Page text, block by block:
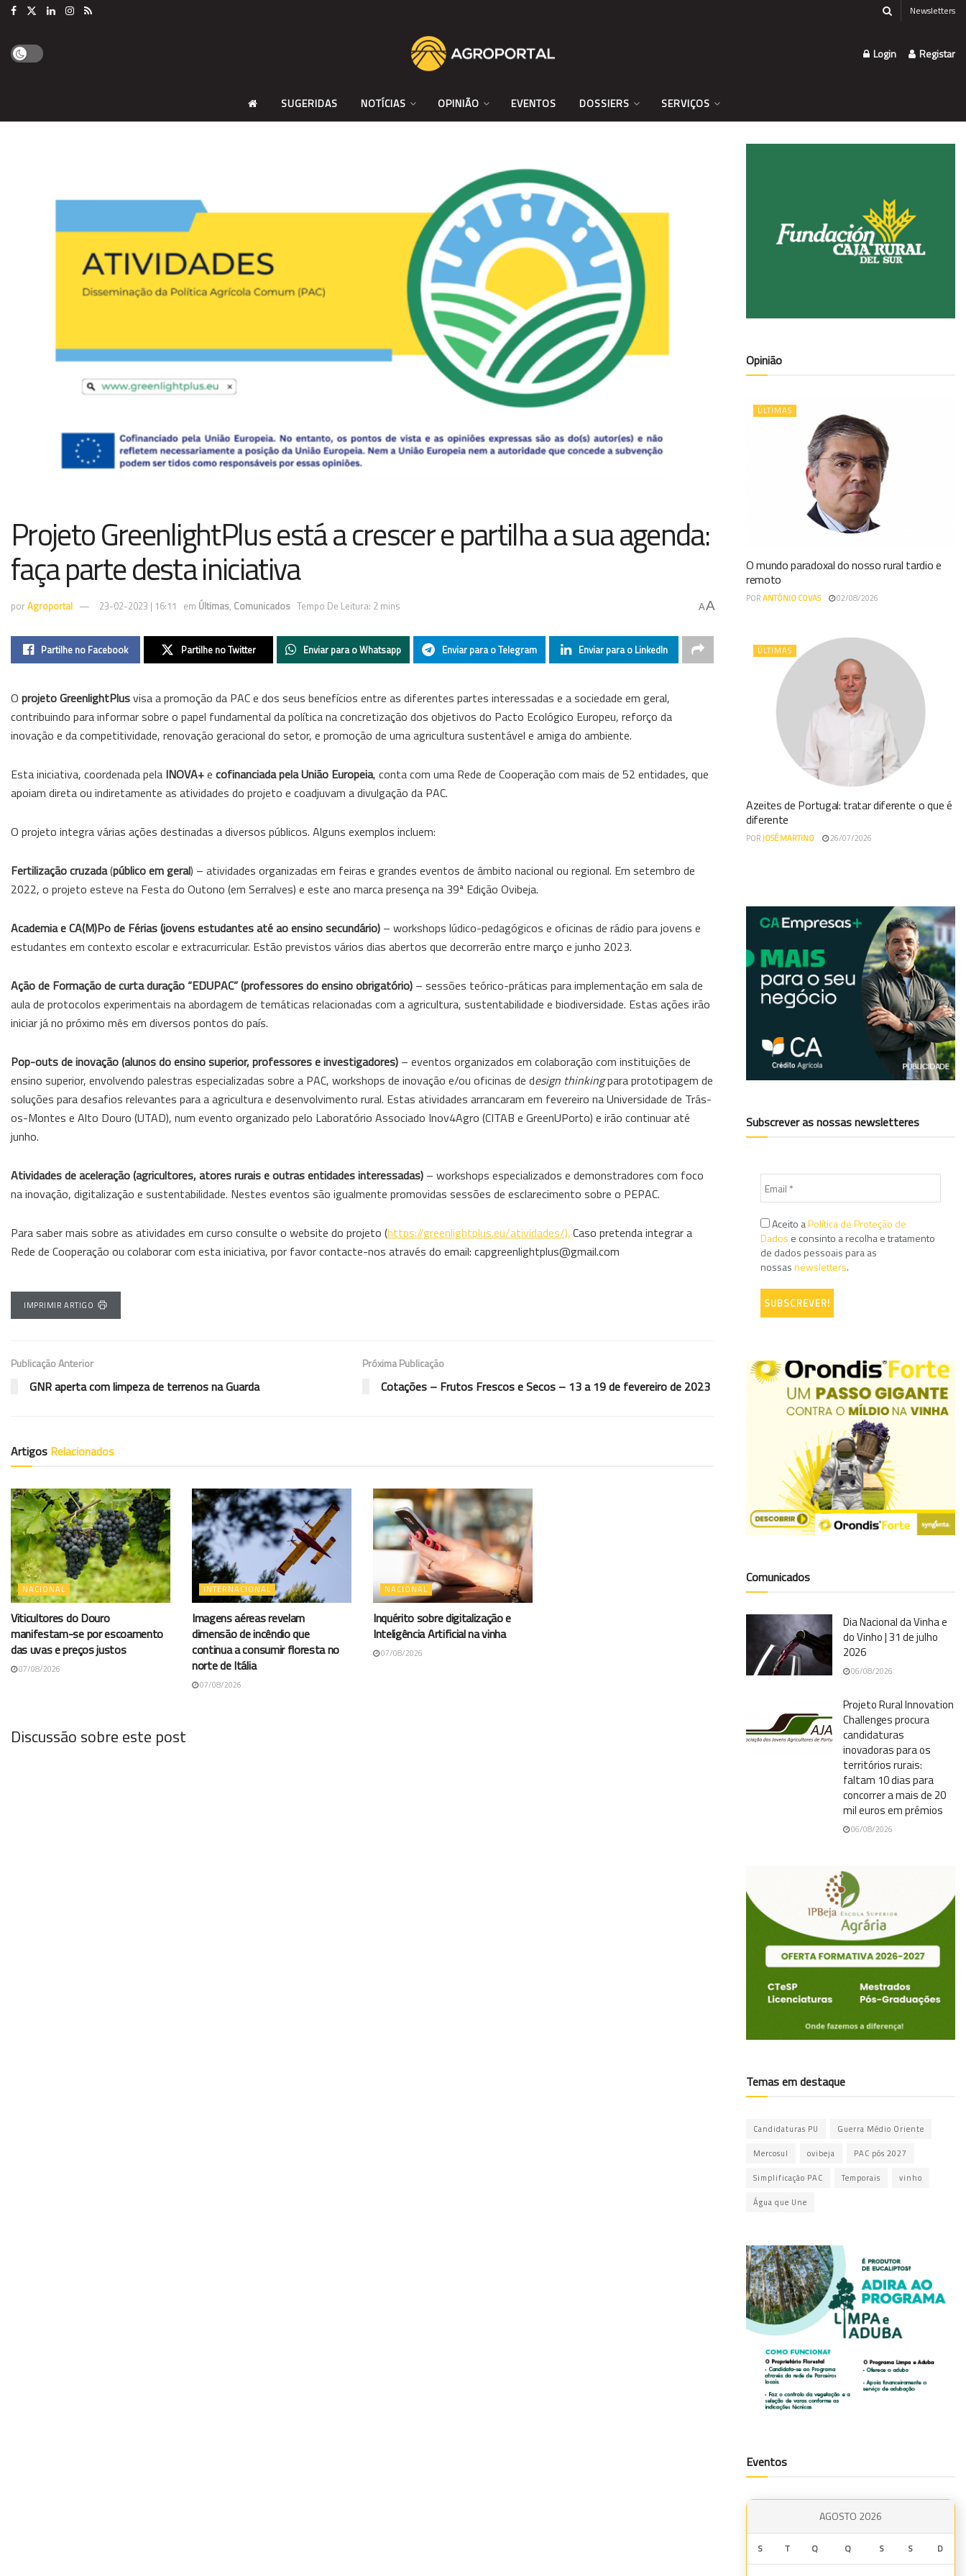
Newsletters
Login Registar
SUGERIDAS NOTÍCIAS OPINIÃO EVENTOS DOSSIERS SERVIÇOS
Projeto GreenlightPlus está a crescer e partilha a sua agenda:
faça parte desta iniciativa
porAgroportal 23-02-2023 | 16:11 em Últimas, Comunicados Tempo De Leitura: 2 mins AA
Partilhe no Facebook Partilhe no Twitter Enviar para o Whatsapp Enviar para o Telegram Enviar para o LinkedIn
O projeto GreenlightPlusvisa a promoção da PAC e dos seus benefícios entre as diferentes partes interessadas e a sociedade em geral,
contribuindo para informar sobre o papel fundamental da política na concretização dos objetivos do Pacto Ecológico Europeu, reforço da
inovação e da competitividade, renovação geracional do setor, e promoção de uma agricultura sustentável e amiga do ambiente.
Esta iniciativa, coordenada pela INOVA+e cofinanciada pela União Europeia, conta com uma Rede de Cooperação com mais de 52 entidades, que
apoiam direta ou indiretamente as atividades do projeto e coadjuvam a divulgação da PAC.
O projeto integra várias ações destinadas a diversos públicos. Alguns exemplos incluem:
Fertilização cruzada(público em geral) – atividades organizadas em feiras e grandes eventos de âmbito nacional ou regional. Em setembro de
2022, o projeto esteve na Festa do Outono (em Serralves) e este ano marca presença na 39ª Edição Ovibeja.
Academia e CA(M)Po de Férias (jovens estudantes até ao ensino secundário) – workshops lúdico-pedagógicos e oficinas de rádio para jovens e
estudantes em contexto escolar e extracurricular. Estão previstos vários dias abertos que decorrerão entre março e junho 2023.
Ação de Formação de curta duração “EDUPAC” (professores do ensino obrigatório) – sessões teórico-práticas para implementação em sala de
aula de protocolos experimentais na abordagem de temáticas relacionadas com a agricultura, sustentabilidade e biodiversidade. Estas ações irão
iniciar já no próximo mês em diversos pontos do país.
Pop-outs de inovação (alunos do ensino superior, professores e investigadores) – eventos organizados em colaboração com instituições de
ensino superior, envolvendo palestras especializadas sobre a PAC, workshops de inovação e/ou oficinas de design thinkingpara prototipagem de
soluções para desafios relevantes para a agricultura e desenvolvimento rural. Estas atividades arrancaram em fevereiro na Universidade de Trás-
os-Montes e Alto Douro (UTAD), num evento organizado pelo Laboratório Associado Inov4Agro (CITAB e GreenUPorto) e irão continuar até
junho.
Atividades de aceleração (agricultores, atores rurais e outras entidades interessadas) – workshops especializados e demonstradores com foco
na inovação, digitalização e sustentabilidade. Nestes eventos são igualmente promovidas sessões de esclarecimento sobre o PEPAC.
Para saber mais sobre as atividades em curso consulte o website do projeto (https://greenlightplus.eu/atividades/). Caso pretenda integrar a
Rede de Cooperação ou colaborar com esta iniciativa, por favor contacte-nos através do email: capgreenlightplus@gmail.com
IMPRIMIR ARTIGO
Publicação Anterior
GNR aperta com limpeza de terrenos na Guarda
Próxima Publicação
Cotações – Frutos Frescos e Secos – 13 a 19 de fevereiro de 2023
Artigos Relacionados
NACIONAL
Viticultores do Douro
manifestam-se por escoamento
das uvas e preços justos
07/08/2026
INTERNACIONAL
Imagens aéreas revelam
dimensão de incêndio que
continua a consumir floresta no
norte de Itália
07/08/2026
NACIONAL
Inquérito sobre digitalização e
Inteligência Artificial na vinha
07/08/2026
Discussão sobre este post
Opinião
ÚLTIMAS
O mundo paradoxal do nosso rural tardio e
remoto
PORANTÓNIO COVAS 02/08/2026
ÚLTIMAS
Azeites de Portugal: tratar diferente o que é
diferente
PORJOSÉ MARTINO 26/07/2026
Subscrever as nossas newsletteres
Aceito aPolítica de Proteção de
Dados e consinto a recolha e tratamento
de dados pessoais para as
nossasnewsletters.
Comunicados
Dia Nacional da Vinha e
do Vinho | 31 de julho
2026
06/08/2026
Projeto Rural Innovation
Challenges procura
candidaturas
inovadoras para os
territórios rurais:
faltam 10 dias para
concorrer a mais de 20
mil euros em prémios
06/08/2026
Temas em destaque
Candidaturas PU Guerra Médio Oriente
Mercosul ovibeja PAC pós 2027
Simplificação PAC Temporais vinho
Água que Une
Eventos
AGOSTO 2026
S T Q Q S S D